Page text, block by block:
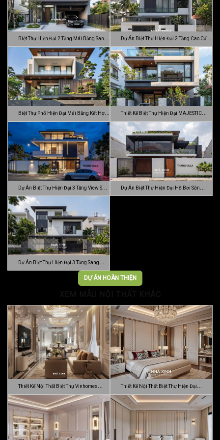
Biệt Thự Hiện Đại 2 Tầng Mái Bằng Sang Dự Án Biệt Thự Hiện Đại 2 Tầng Cao Cấp
Đ…
Biệt Thự Phố Hiện Đại Mái Bằng Kết Hợp Thiết Kế Biệt Thự Hiện Đại MAJESTIC
MODE…
Dự Án Biệt Thự Hiện Đại 3 Tầng View Sân
…
Dự Án Biệt Thự Hiện Đại Hồ Bơi Sân
Dự Án Biệt Thự Hiện Đại 3 Tầng Sang
DỰ ÁN HOÀN THIỆN
Thiết Kế Nội Thất Biệt Thự Vinhomes
Gran…
Thiết Kế Nội Thất Biệt Thự Hiện Đại
Sang…